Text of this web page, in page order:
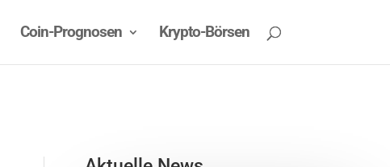
Coin-Prognosen Krypto-Börsen